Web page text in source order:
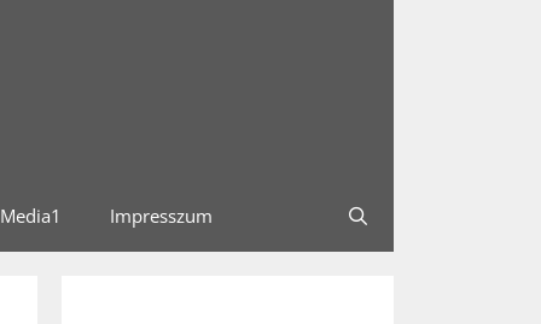
Media1 Impresszum